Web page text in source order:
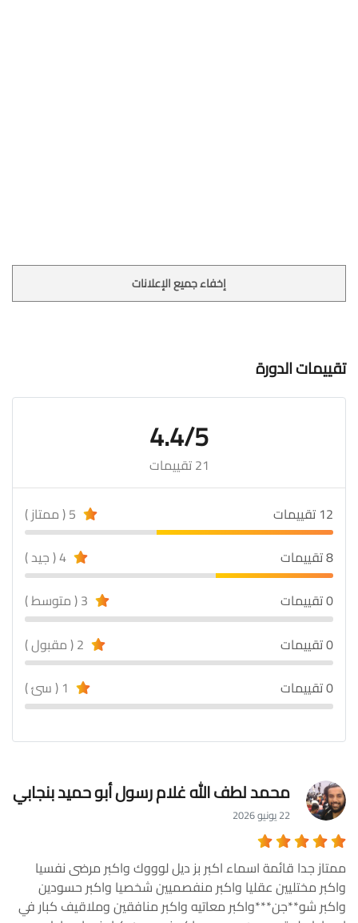
إخفاء جميع الإعلانات
تقييمات الدورة
4.4/5
21 تقييمات
12 تقييمات
8 تقييمات
0 تقييمات
0 تقييمات
0 تقييمات
محمد لطف الله غلام رسول أبو حميد بنجابي
22 يونيو 2026
ممتاز جدا قائمة اسماء اكبر بز ديل لوووك واكبر مرضى نفسيا
واكبر مختليين عقليا واكبر منفصميين شخصيا واكبر حسودين
واكبر شو**جن***واكبر معاتيه واكبر منافقين وملاقيف كبار في